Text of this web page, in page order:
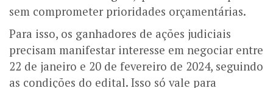
sem comprometer prioridades orçamentárias.
Para isso, os ganhadores de ações judiciais
precisam manifestar interesse em negociar entre
22 de janeiro e 20 de fevereiro de 2024, seguindo
as condições do edital. Isso só vale para